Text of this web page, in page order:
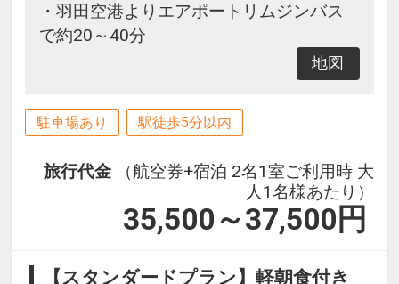
・羽田空港よりエアポートリムジンバス
で約20～40分
地図
駐車場あり 駅徒歩5分以内
旅行代金
（航空券+宿泊 2名1室ご利用時 大
人1名様あたり）
35,500～37,500 円
【スタンダードプラン】軽朝食付き